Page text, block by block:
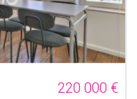
220 000 €